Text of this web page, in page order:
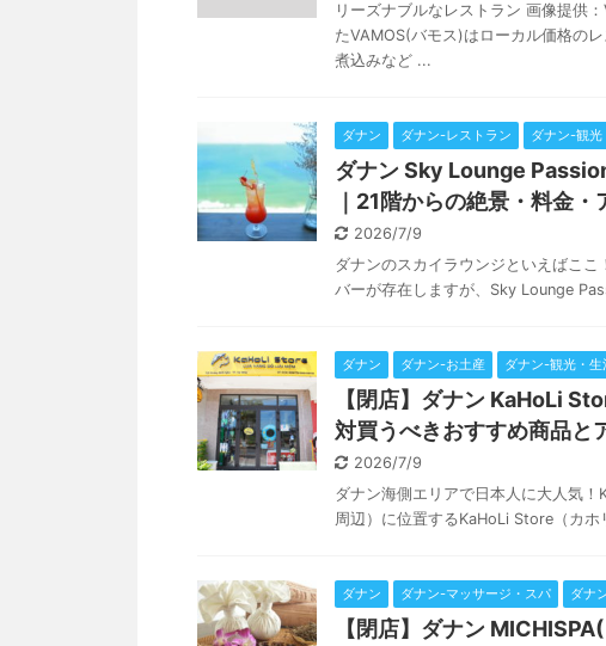
リーズナブルなレストラン 画像提供
たVAMOS(バモス)はローカル価格の
煮込みなど ...
ダナン ダナン-レストラン ダナン-観光
ダナン Sky Lounge
｜21階からの絶景・料金
2026/7/9
ダナンのスカイラウンジといえばこ
バーが存在しますが、Sky Lounge
ダナン ダナン-お土産 ダナン-観光・生
【閉店】ダナン KaHoLi
対買うべきおすすめ商品と
2026/7/9
ダナン海側エリアで日本人に大人気
周辺）に位置するKaHoLi Store（カ
ダナン ダナン-マッサージ・スパ ダナ
【閉店】ダナン